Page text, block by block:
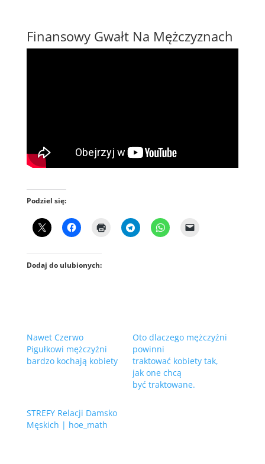
Finansowy Gwałt Na Mężczyznach
Podziel się:
Dodaj do ulubionych:
Nawet Czerwo
Pigułkowi mężczyźni
bardzo kochają kobiety
Oto dlaczego mężczyźni
powinni
traktować kobiety tak,
jak one chcą
być traktowane.
STREFY Relacji Damsko
Męskich | hoe_math